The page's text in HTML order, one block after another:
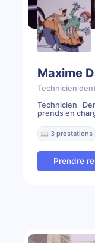
Maxime
Technicien
Technicien
prends en
📖 3 prestations
Prendre